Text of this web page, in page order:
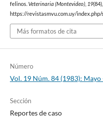
felinos. Veterinaria (Montevideo), 19
https://revistasmvu.com.uy/
Más formatos de cita
Número
Vol. 19 Núm. 84 (1983):
Sección
Reportes de caso